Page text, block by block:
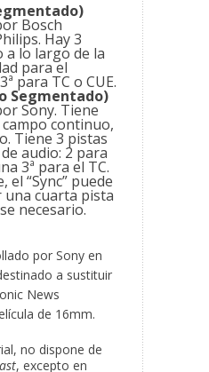
Bosch
Hay 3
a lo largo de la
para el
para TC o CUE.
Segmentado)
Sony. Tiene
continuo,
Tiene 3 pistas
audio: 2 para
3ª para el TC.
el “Sync” puede
cuarta pista
necesario.
por Sony en
a sustituir
News
de 16mm.
no dispone de
, excepto en